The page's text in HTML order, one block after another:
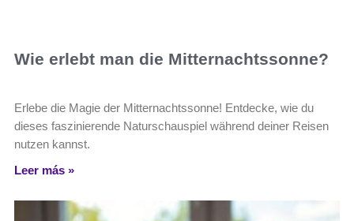
Wie erlebt man die Mitternachtssonne?
Erlebe die Magie der Mitternachtssonne! Entdecke, wie du
dieses faszinierende Naturschauspiel während deiner Reisen
nutzen kannst.
Leer más »